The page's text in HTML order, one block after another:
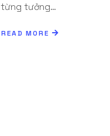
từng tưởng…
READ MORE